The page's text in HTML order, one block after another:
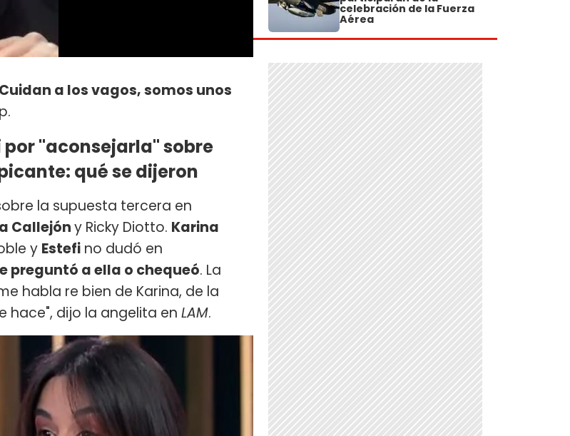
a los vagos, somos unos
"aconsejarla" sobre
qué se dijeron
la supuesta tercera en
Callejóny Ricky Diotto. Karina
y Estefi no dudó en
preguntó a ella o chequeó. La
habla re bien de Karina, de la
hace", dijo la angelita en LAM.
celebración de la Fuerza
Aérea